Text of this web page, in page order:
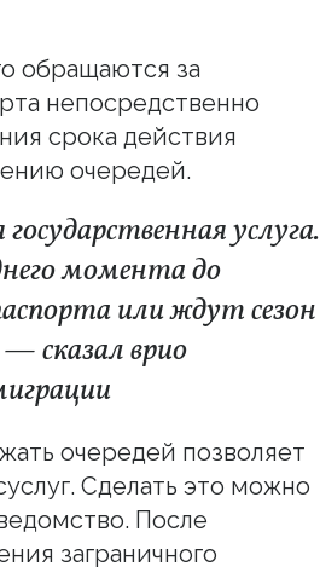
обращаются за
непосредственно
срока действия
очередей.
услуга.
момента до
или ждут сезон
сказал врио
очередей позволяет
Сделать это можно
После
заграничного